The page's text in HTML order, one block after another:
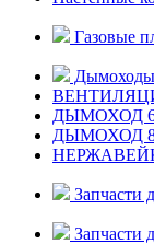
Газовые
ДЫМОХОД
ДЫМОХОД
Запчасти
Запчасти